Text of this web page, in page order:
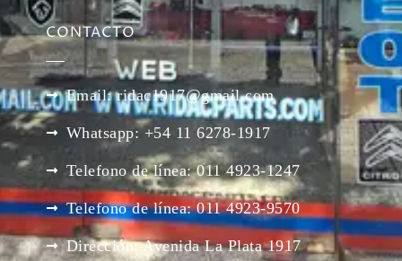
CONTACTO
Email: ridac1917@gmail.com
Whatsapp: +54 11 6278-1917
Telefono de línea: 011 4923-1247
Telefono de línea: 011 4923-9570
Dirección: Avenida La Plata 1917